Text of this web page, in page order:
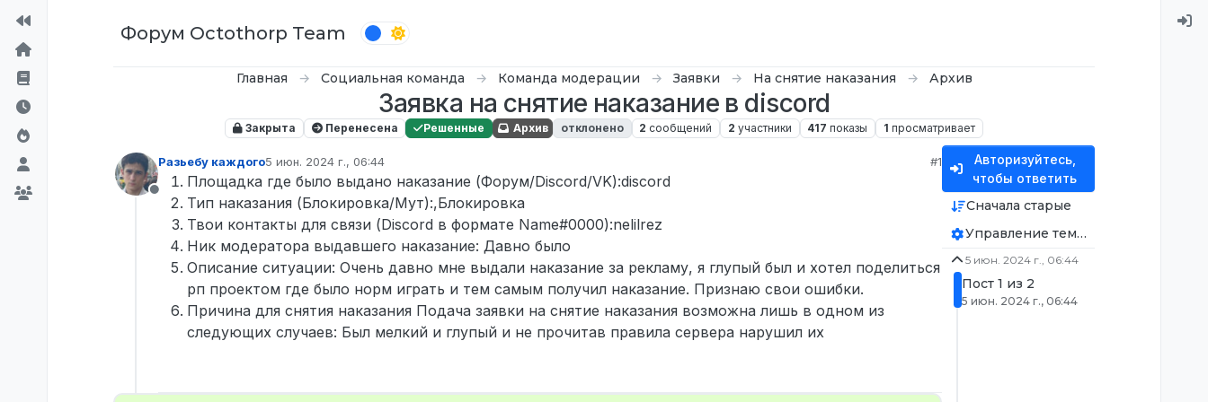
Форум Octothorp Team
Главная Социальная команда Команда модерации Заявки На снятие наказания Архив
Заявка на снятие наказание в discord
Закрыта Перенесена Решенные Архив отклонено 2 сообщений 2 участники 417 показы 1 просматривает
Не в сети
Разьебу каждого5 июн. 2024 г., 06:44
отредактировано
#1
Площадка где было выдано наказание (Форум/Discord/VK):discord
Тип наказания (Блокировка/Мут):,Блокировка
Твои контакты для связи (Discord в формате Name#0000):nelilrez
Ник модератора выдавшего наказание: Давно было
Описание ситуации: Очень давно мне выдали наказание за рекламу, я глупый был и хотел поделиться
рп проектом где было норм играть и тем самым получил наказание. Признаю свои ошибки.
Причина для снятия наказания Подача заявки на снятие наказания возможна лишь в одном из
следующих случаев: Был мелкий и глупый и не прочитав правила сервера нарушил их
Авторизуйтесь,
чтобы ответить
Сначала старые
Управление темой
5 июн. 2024 г., 06:44
Пост 1 из 2
5 июн. 2024 г., 06:44